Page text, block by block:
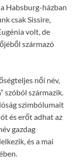
Habsburg-házban
csak Sissire,
volt, de
származó
női név,
szóból származik.
szimbólumait
és erőt adhat az
gazdag
és a mai